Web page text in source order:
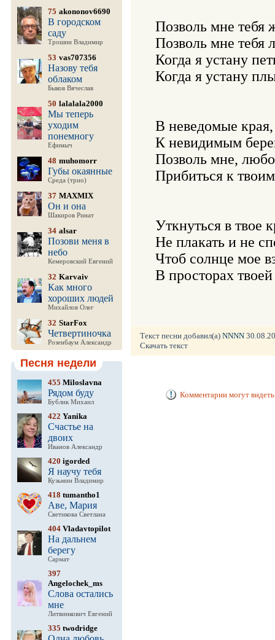
75 akononov6690
В городском
саду
Трошин Владимир
53 vas707356
Назову тебя
облаком
Быков Вячеслав
50 lalalala2000
Мы теперь
уходим
понемногу
Ефимыч
48 muhomorr
Губы окаянные
Среда (трио)
37 MAXMIX
Он и она
Шакиров Ринат
34 alsar
Позови меня в
небо
Кемеровский Евгений
32 Karvaiv
Как много
хороших людей
Михайлов Олег
32 StarFox
Четвертиночка
Розенбаум Александр
Песня недели
455 Miloslavna
Рядом буду
Бублик Михаил
422 Yanika
Счастье на
двоих
Иванов Александр
420 igorded
Я научу тебя
Кузьмин Владимир
418 tumantho1
Аве, Мария
Светикова Светлана
404 Vladavtopilot
На дальнем
берегу
Сармат
397
Angelochek_ms
Слова остались
мне
Литвинкович Евгений
335 twodridge
Позволь мне тебя
Позволь мне тебя
Когда я устану
Когда я устану
В неведомые края,
К невидимым
Позволь мне,
Прибиться к
Уткнуться в твое
Не плакать и не
Чтоб солнце мое
В просторах
Текст песни добавил(а) NNNN
Скачать текст
Комментарии могут видеть